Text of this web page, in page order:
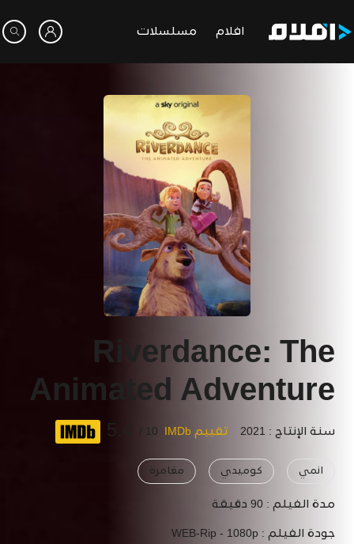
افلام مسلسلات
Riverdance: The
Animated Adventure
سنة الإنتاج : 2021 تقييم IMDb 10 /
5.4
انمي كوميدي مغامرة
مدة الفيلم : 90 دقيقة
جودة الفيلم : WEB-Rip - 1080p